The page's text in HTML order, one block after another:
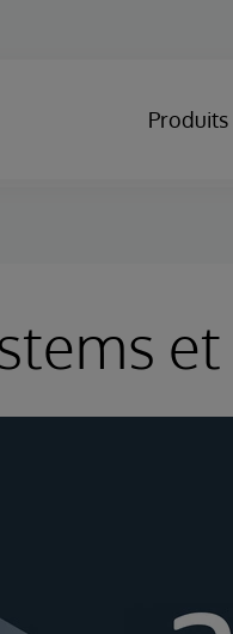
Produits
et